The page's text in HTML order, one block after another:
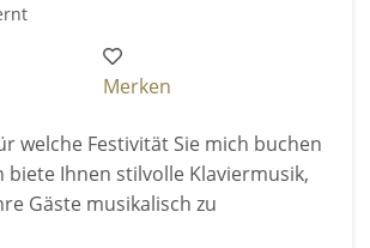
Merken
welche Festivität Sie mich buchen
biete Ihnen stilvolle Klaviermusik,
Gäste musikalisch zu